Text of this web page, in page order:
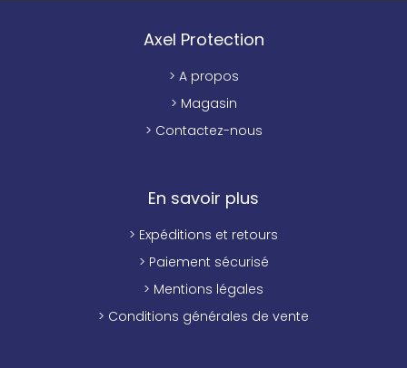
Axel Protection
> A propos
> Magasin
> Contactez-nous
En savoir plus
> Expéditions et retours
> Paiement sécurisé
> Mentions légales
> Conditions générales de vente